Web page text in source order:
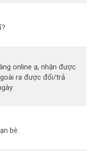
online ạ, nhận được
ra được đổi/trả
bè.